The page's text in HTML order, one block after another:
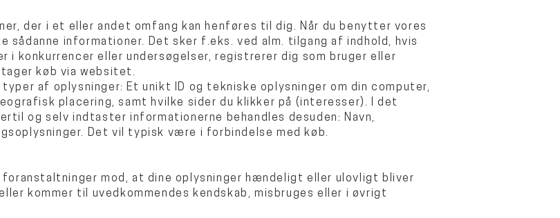
der i et eller andet omfang kan henføres til dig. Når du benytter vores
sådanne informationer. Det sker f.eks. ved alm. tilgang af indhold, hvis
i konkurrencer eller undersøgelser, registrerer dig som bruger eller
køb via websitet.
af oplysninger: Et unikt ID og tekniske oplysninger om din computer,
placering, samt hvilke sider du klikker på (interesser). I det
og selv indtaster informationerne behandles desuden: Navn,
Det vil typisk være i forbindelse med køb.
mod, at dine oplysninger hændeligt eller ulovligt bliver
kommer til uvedkommendes kendskab, misbruges eller i øvrigt